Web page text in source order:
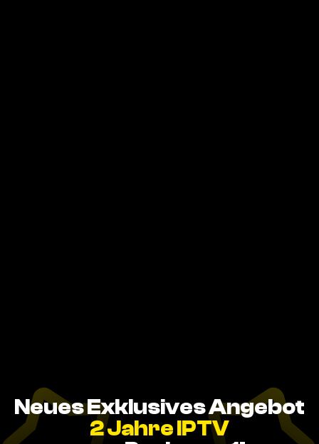
Neues Exklusives Angebot
2 Jahre IPTV